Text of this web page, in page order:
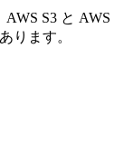
S3 と AWS
ります。